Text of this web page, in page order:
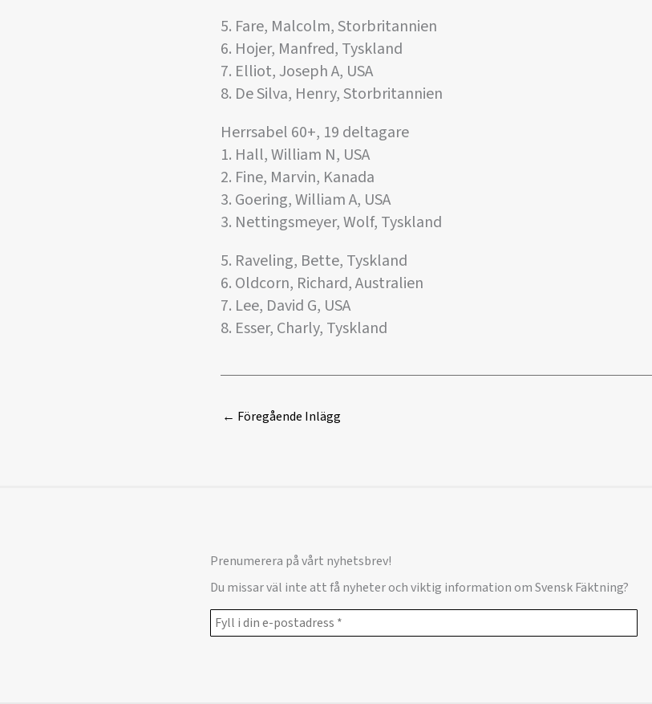
5. Fare, Malcolm, Storbritannien
6. Hojer, Manfred, Tyskland
7. Elliot, Joseph A, USA
8. De Silva, Henry, Storbritannien
Herrsabel 60+, 19 deltagare
1. Hall, William N, USA
2. Fine, Marvin, Kanada
3. Goering, William A, USA
3. Nettingsmeyer, Wolf, Tyskland
5. Raveling, Bette, Tyskland
6. Oldcorn, Richard, Australien
7. Lee, David G, USA
8. Esser, Charly, Tyskland
← Föregående Inlägg
Prenumerera på vårt nyhetsbrev!
Du missar väl inte att få nyheter och viktig information om Svensk Fäktning?